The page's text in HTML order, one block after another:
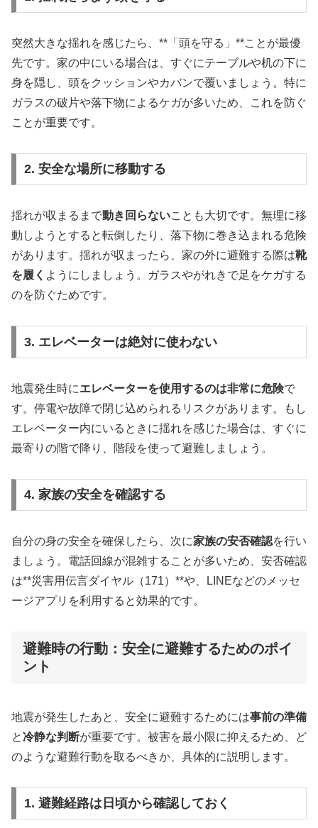
突然大きな揺れを感じたら、**「頭を守る」**ことが最優
先です。家の中にいる場合は、すぐにテーブルや机の下に
身を隠し、頭をクッションやカバンで覆いましょう。特に
ガラスの破片や落下物によるケガが多いため、これを防ぐ
ことが重要です。
2. 安全な場所に移動する
揺れが収まるまで動き回らないことも大切です。無理に移
動しようとすると転倒したり、落下物に巻き込まれる危険
があります。揺れが収まったら、家の外に避難する際は靴
を履く ようにしましょう。ガラスやがれきで足をケガする
のを防ぐためです。
3. エレベーターは絶対に使わない
地震発生時にエレベーターを使用するのは非常に危険で
す。停電や故障で閉じ込められるリスクがあります。もし
エレベーター内にいるときに揺れを感じた場合は、すぐに
最寄りの階で降り、階段を使って避難しましょう。
4. 家族の安全を確認する
自分の身の安全を確保したら、次に家族の安否確認を行い
ましょう。電話回線が混雑することが多いため、安否確認
は**災害用伝言ダイヤル（171）**や、LINEなどのメッセ
ージアプリを利用すると効果的です。
避難時の行動：安全に避難するためのポイ
ント
地震が発生したあと、安全に避難するためには事前の準備
と冷静な判断が重要です。被害を最小限に抑えるため、ど
のような避難行動を取るべきか、具体的に説明します。
1. 避難経路は日頃から確認しておく